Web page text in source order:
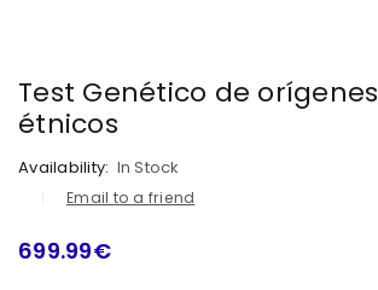
Test Genético de orígenes
étnicos
Availability: In Stock
Email to a friend
699.99€